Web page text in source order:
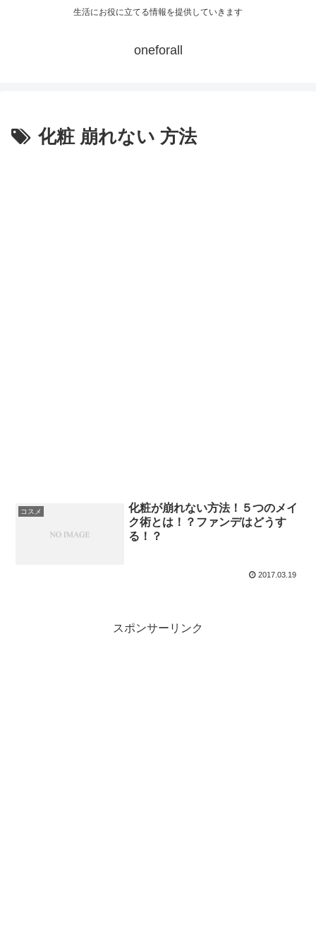
生活にお役に立てる情報を提供していきます
oneforall
化粧 崩れない 方法
コスメ
化粧が崩れない方法！５つのメイ
ク術とは！？ファンデはどうす
る！？
2017.03.19
スポンサーリンク